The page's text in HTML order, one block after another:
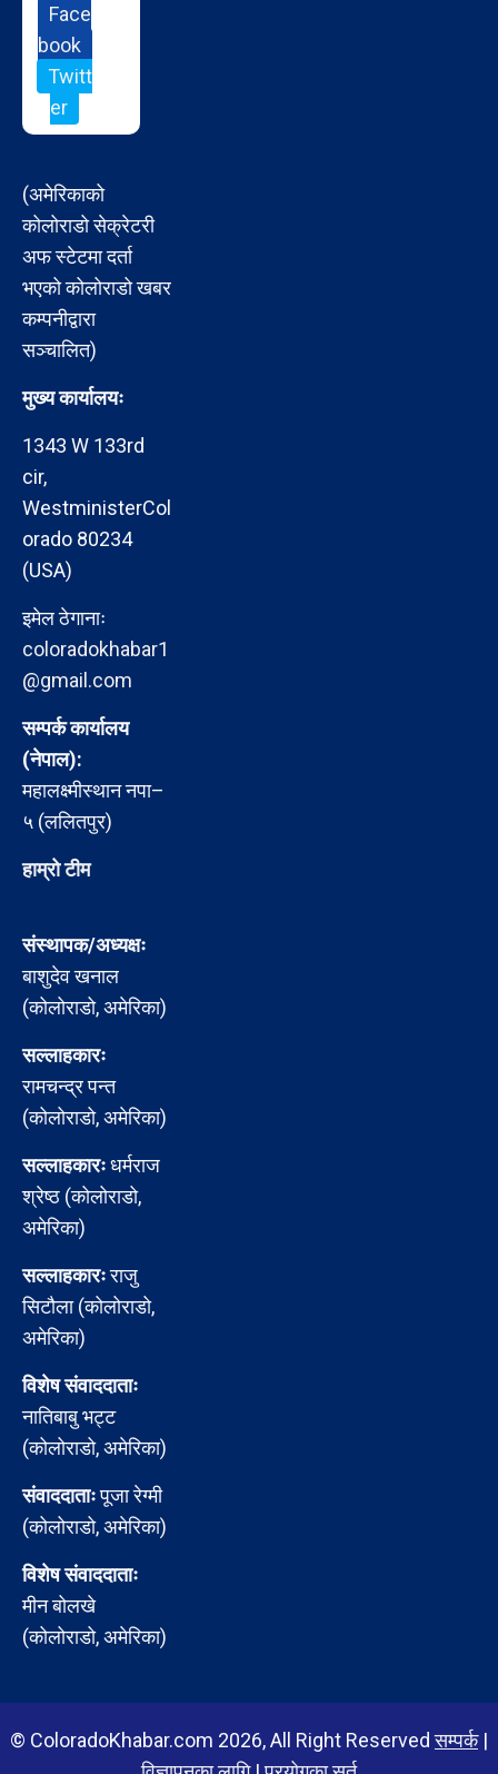
Face
book
Twitt
er
(अमेरिकाको
कोलोराडो सेक्रेटरी
अफ स्टेटमा दर्ता
भएको कोलोराडो खबर
कम्पनीद्वारा
सञ्चालित)
मुख्य कार्यालयः
1343 W 133rd
cir,
WestministerCol
orado 80234
(USA)
इमेल ठेगानाः
coloradokhabar1
@gmail.com
सम्पर्क कार्यालय
(नेपाल):
महालक्ष्मीस्थान नपा–
५ (ललितपुर)
हाम्रो टीम
संस्थापक/अध्यक्षः
बाशुदेव खनाल
(कोलोराडो, अमेरिका)
सल्लाहकारः
रामचन्द्र पन्त
(कोलोराडो, अमेरिका)
सल्लाहकारःधर्मराज
श्रेष्ठ (कोलोराडो,
अमेरिका)
सल्लाहकारःराजु
सिटौला (कोलोराडो,
अमेरिका)
विशेष संवाददाताः
नातिबाबु भट्ट
(कोलोराडो, अमेरिका)
संवाददाताःपूजा रेग्मी
(कोलोराडो, अमेरिका)
विशेष संवाददाताः
मीन बोलखे
(कोलोराडो, अमेरिका)
© ColoradoKhabar.com 2026, All Right Reservedसम्पर्क|